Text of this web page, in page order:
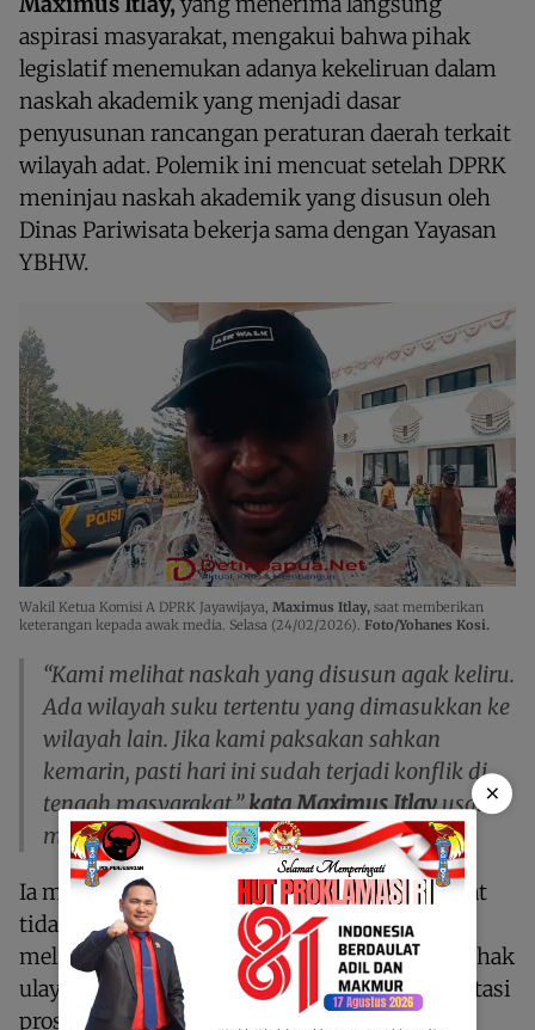
aspirasi masyarakat, mengakui bahwa pihak
legislatif menemukan adanya kekeliruan dalam
naskah akademik yang menjadi dasar
penyusunan rancangan peraturan daerah terkait
wilayah adat. Polemik ini mencuat setelah DPRK
meninjau naskah akademik yang disusun oleh
Dinas Pariwisata bekerja sama dengan Yayasan
YBHW.
Wakil Ketua Komisi A DPRK Jayawijaya, Maximus Itlay, saat memberikan
keterangan kepada awak media. Selasa (24/02/2026). Foto/Yohanes Kosi.
“Kami melihat naskah yang disusun agak keliru.
Ada wilayah suku tertentu yang dimasukkan ke
wilayah lain. Jika kami paksakan sahkan
kemarin, pasti hari ini sudah terjadi konflik di
tengah masyarakat,”kata Maximus Itlayusai
menerima aspirasi masyarakat.
Ia menegaskan bahwa penetapan wilayah adat
tidak dapat dilakukan secara sepihak tanpa
melibatkan masyarakat adat sebagai pemilik hak
ulayat. Oleh karena itu, DPRK akan memfasilitasi
proses sinkronisasi data dengan melibatkan
×